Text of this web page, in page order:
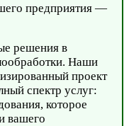
предприятия —
решения в
Наши
проект
спектр услуг:
которое
вашего